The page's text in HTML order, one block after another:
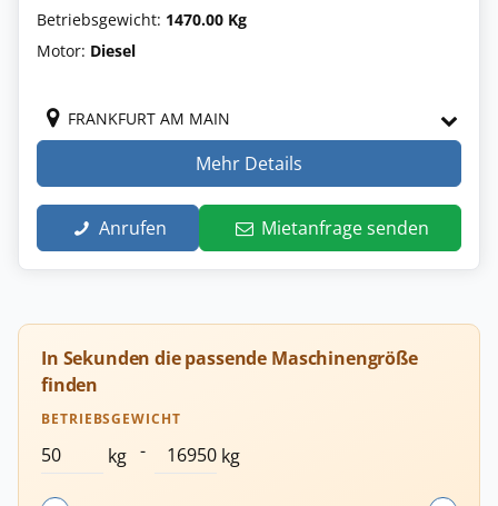
Betriebsgewicht: 1470.00 Kg
Motor: Diesel
FRANKFURT AM MAIN
Mehr Details
Anrufen Mietanfrage senden
In Sekunden die passende Maschinengröße
finden
BETRIEBSGEWICHT
kg - kg